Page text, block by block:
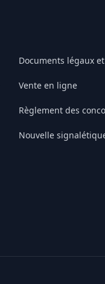
Documents légaux
Vente en ligne
Règlement des
Nouvelle